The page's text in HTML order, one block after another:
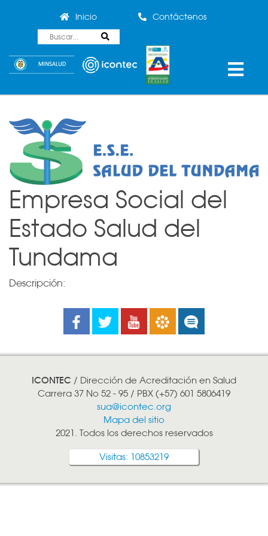
Inicio Contáctenos
Empresa Social del
Estado Salud del
Tundama
Descripción:
Facebook
Twitter YoutubeBoletines
ICONTEC / Dirección de Acreditación en Salud
Carrera 37 No 52 - 95 / PBX (+57) 601 5806419
sua@icontec.org
Mapa del sitio
2021. Todos los derechos reservados
Visitas: 10853219